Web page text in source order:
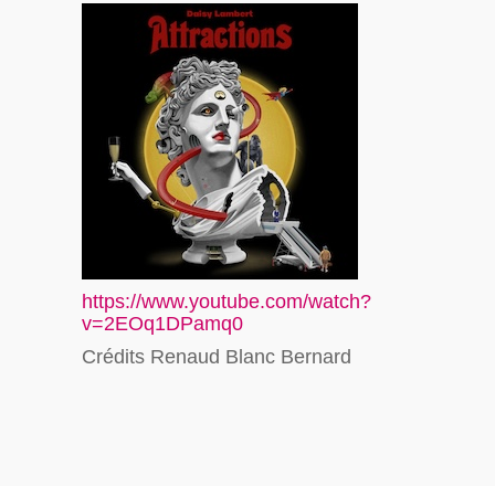
https://www.youtube.com/watch?
v=2EOq1DPamq0
Crédits Renaud Blanc Bernard